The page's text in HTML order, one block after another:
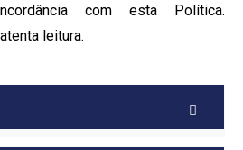
com esta Política.
leitura.